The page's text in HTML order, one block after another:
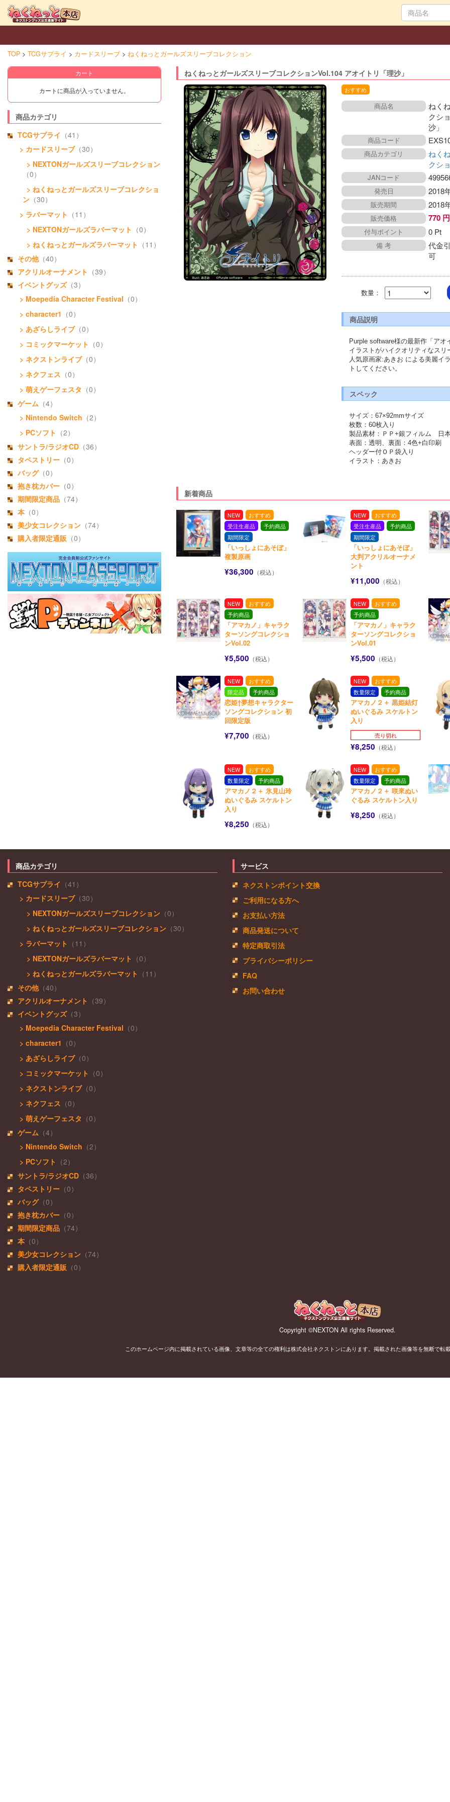
TOP TCGサプライ カードスリーブ ねくねっとガールズスリーブコレクション
カート
カートに商品が入っていません。
商品カテゴリ
TCGサプライ （41）
> カードスリーブ（30）
> NEXTONガールズスリーブコレクション
（0）
> ねくねっとガールズスリーブコレクショ
ン （30）
> ラバーマット （11）
> NEXTONガールズラバーマット （0）
> ねくねっとガールズラバーマット （11）
その他（40）
アクリルオーナメント （39）
イベントグッズ（3）
> Moepedia Character Festival （0）
> character1 （0）
> あざらしライブ（0）
> コミックマーケット （0）
> ネクストンライブ（0）
> ネクフェス （0）
> 萌えゲーフェスタ （0）
ゲーム （4）
> Nintendo Switch （2）
> PCソフト （2）
サントラ/ラジオCD （36）
タペストリー （0）
バッグ（0）
抱き枕カバー （0）
期間限定商品 （74）
本 （0）
美少女コレクション （74）
購入者限定通販 （0）
ねくねっとガールズスリーブコレクションVol.104 アオイトリ「理沙」
おすすめ
商品名
ねく
クシ
沙」
商品コード
商品カテゴリ
ねく
クシ
JANコード
発売日 2018
販売期間 2018
販売価格 770
付与ポイント 0 Pt
備 考
代金
可
数量：
商品説明
Purple software様の最新作「ア
イラストがハイクオリティなスリ
人気原画家:あきお による美麗イ
トしてください。
スペック
サイズ：67×92mmサイズ
枚数：60枚入り
製品素材：ＰＰ+銀フィルム　日
表面：透明、裏面：4色+白印刷
ヘッダー付ＯＰ袋入り
イラスト：あきお
新着商品
NEW
おすすめ
受注生産品
予約商品
期間限定
「いっしょにあそぼ」
複製原画
¥36,300 （税込）
NEW
おすすめ
受注生産品
予約商品
期間限定
「いっしょにあそぼ」
大判アクリルオーナメ
ント
¥11,000 （税込）
NEW
おすすめ
予約商品
「アマカノ」キャラク
ターソングコレクショ
ンVol.02
¥5,500 （税込）
NEW
おすすめ
予約商品
「アマカノ」キャラク
ターソングコレクショ
ンVol.01
¥5,500 （税込）
NEW
おすすめ
限定品
予約商品
恋姫†夢想キャラクター
ソングコレクション 初
回限定版
¥7,700 （税込）
NEW
おすすめ
数量限定
予約商品
アマカノ２＋ 黒姫結灯
ぬいぐるみ スケルトン
入り
売り切れ
¥8,250 （税込）
NEW
おすすめ
数量限定
予約商品
アマカノ２＋ 氷見山玲
ぬいぐるみ スケルトン
入り
¥8,250 （税込）
NEW
おすすめ
数量限定
予約商品
アマカノ２＋ 咲來ぬい
ぐるみ スケルトン入り
¥8,250 （税込）
商品カテゴリ
TCGサプライ （41）
> カードスリーブ（30）
> NEXTONガールズスリーブコレクション （0）
> ねくねっとガールズスリーブコレクション （30）
> ラバーマット （11）
> NEXTONガールズラバーマット （0）
> ねくねっとガールズラバーマット （11）
その他（40）
アクリルオーナメント （39）
イベントグッズ（3）
> Moepedia Character Festival （0）
> character1 （0）
> あざらしライブ（0）
> コミックマーケット （0）
> ネクストンライブ（0）
> ネクフェス （0）
> 萌えゲーフェスタ （0）
ゲーム （4）
> Nintendo Switch （2）
> PCソフト （2）
サントラ/ラジオCD （36）
タペストリー （0）
バッグ（0）
抱き枕カバー （0）
期間限定商品 （74）
本 （0）
美少女コレクション （74）
購入者限定通販 （0）
サービス
ネクストンポイント交換
ご利用になる方へ
お支払い方法
商品発送について
特定商取引法
プライバシーポリシー
FAQ
お問い合わせ
Copyright ©NEXTON All rights Reserved.
このホームページ内に掲載されている画像、文章等の全ての権利は株式会社ネクストンにあります。掲載された画像等を無断で転